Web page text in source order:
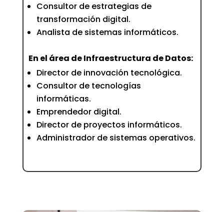
Consultor de estrategias de
transformación digital.
Analista de sistemas informáticos.
En el área de Infraestructura de Datos:
Director de innovación tecnológica.
Consultor de tecnologías
informáticas.
Emprendedor digital.
Director de proyectos informáticos.
Administrador de sistemas operativos.